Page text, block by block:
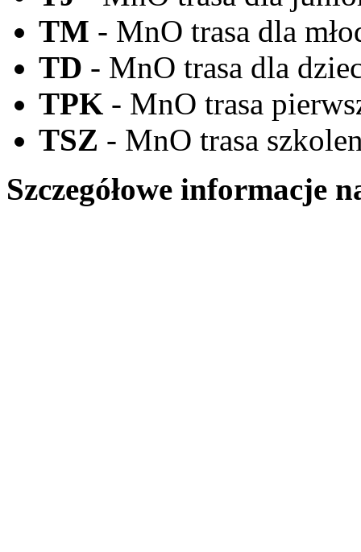
TM - MnO trasa dla
TD - MnO trasa dla
TPK - MnO trasa
TSZ - MnO trasa
Szczegółowe informacje